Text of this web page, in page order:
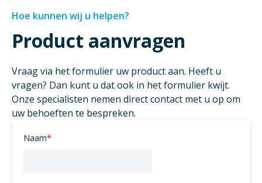
Naam*
Hoe kunnen wij u helpen?
Product aanvragen
Vraag via het formulier uw product aan. Heeft u
vragen? Dan kunt u dat ook in het formulier kwijt.
Onze specialisten nemen direct contact met u op om
uw behoeften te bespreken.